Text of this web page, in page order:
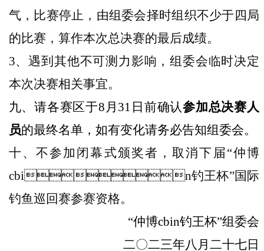
气，比赛停止，由组委会择时组织不少于四局
的比赛，算作本次总决赛的最后成绩。
3、遇到其他不可测力影响，组委会临时决定
本次决赛相关事宜。
九、请各赛区于8月31日前确认参加总决赛人
员的最终名单，如有变化请务必告知组委会。
十、不参加闭幕式颁奖者，取消下届“仲博
cbin钓王杯”国际
钓鱼巡回赛参赛资格。
“仲博cbin钓王杯”组委会
二〇二三年八月二十七日